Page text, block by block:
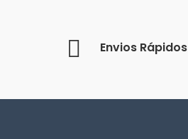
Envios Rápidos